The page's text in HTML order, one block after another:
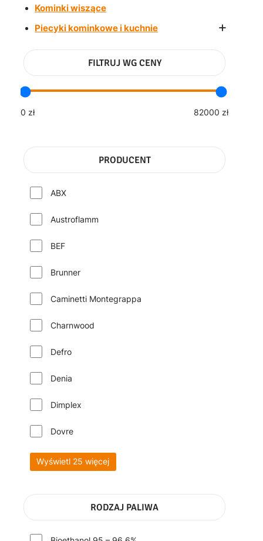
Kominki wiszące
+
Piecyki kominkowe i kuchnie
FILTRUJ WG CENY
0 zł 82000 zł
PRODUCENT
ABX
Austroflamm
BEF
Brunner
Caminetti Montegrappa
Charnwood
Defro
Denia
Dimplex
Dovre
Wyświetl 25 więcej
RODZAJ PALIWA